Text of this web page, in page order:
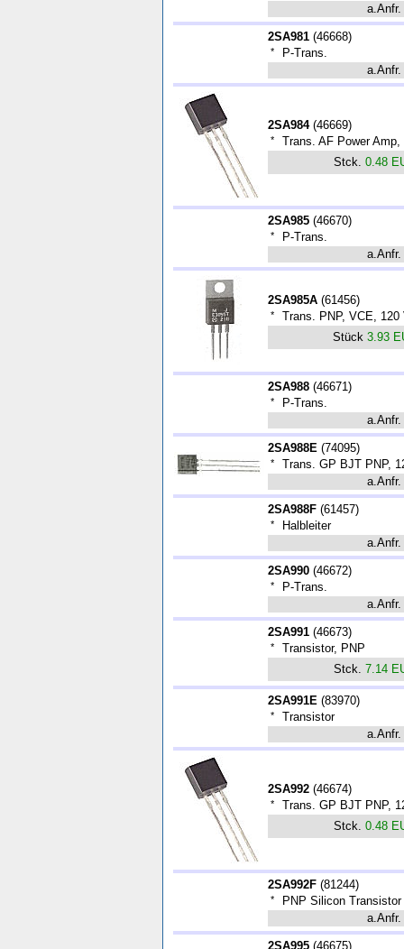
a.Anfr.
2SA981 (46668)
*
P-Trans.
a.Anfr.
2SA984(46669)
*
Trans. AF Power
Stck. 0.48
2SA985 (46670)
*
P-Trans.
a.Anfr.
2SA985A (61456)
*
Trans. PNP, VCE,
Stück 3.93
2SA988 (46671)
*
P-Trans.
a.Anfr.
2SA988E (74095)
*
Trans. GP BJT PNP,
a.Anfr.
2SA988F (61457)
*
Halbleiter
a.Anfr.
2SA990 (46672)
*
P-Trans.
a.Anfr.
2SA991 (46673)
*
Transistor, PNP
Stck. 7.14
2SA991E (83970)
*
Transistor
a.Anfr.
2SA992 (46674)
*
Trans. GP BJT PNP,
Stck. 0.48
2SA992F (81244)
*
PNP Silicon Transistor
a.Anfr.
2SA995 (46675)